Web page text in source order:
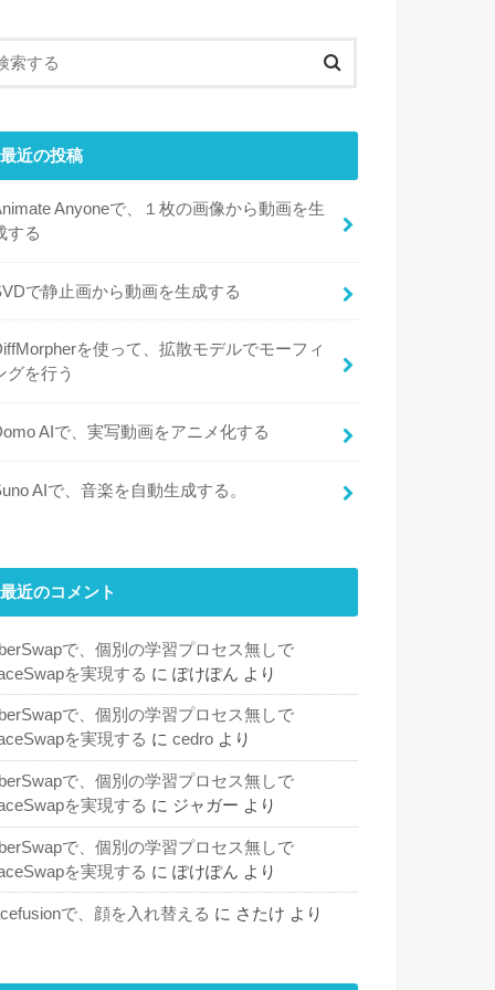
最近の投稿
Anyoneで、１枚の画像から動画を生
する
で静止画から動画を生成する
を使って、拡散モデルでモーフィ
グを行う
AIで、実写動画をアニメ化する
AIで、音楽を自動生成する。
最近のコメント
で、個別の学習プロセス無しで
を実現する に ぽけぽん より
で、個別の学習プロセス無しで
を実現する に cedro より
で、個別の学習プロセス無しで
を実現する に ジャガー より
で、個別の学習プロセス無しで
を実現する に ぽけぽん より
で、顔を入れ替える に さたけ より